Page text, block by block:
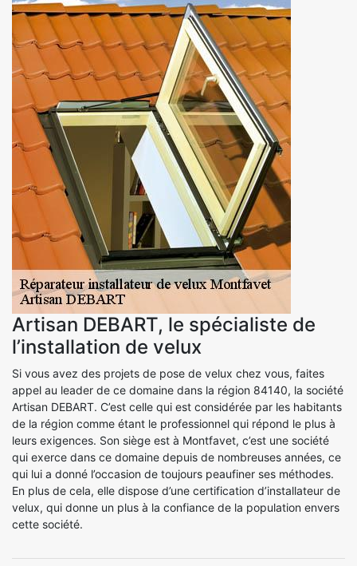
Artisan DEBART, le spécialiste de
l’installation de velux
Si vous avez des projets de pose de velux chez vous, faites
appel au leader de ce domaine dans la région 84140, la société
Artisan DEBART. C’est celle qui est considérée par les habitants
de la région comme étant le professionnel qui répond le plus à
leurs exigences. Son siège est à Montfavet, c’est une société
qui exerce dans ce domaine depuis de nombreuses années, ce
qui lui a donné l’occasion de toujours peaufiner ses méthodes.
En plus de cela, elle dispose d’une certification d’installateur de
velux, qui donne un plus à la confiance de la population envers
cette société.